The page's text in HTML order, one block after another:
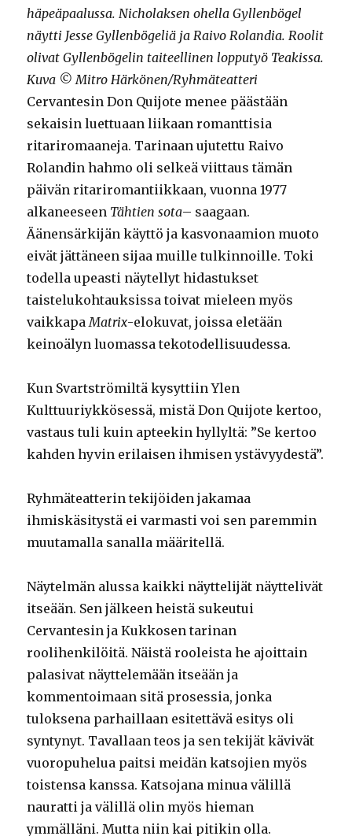
häpeäpaalussa. Nicholaksen ohella Gyllenbögel
näytti Jesse Gyllenbögeliä ja Raivo Rolandia. Roolit
olivat Gyllenbögelin taiteellinen lopputyö Teakissa.
Kuva © Mitro Härkönen/Ryhmäteatteri
Cervantesin Don Quijote menee päästään
sekaisin luettuaan liikaan romanttisia
ritariromaaneja. Tarinaan ujutettu Raivo
Rolandin hahmo oli selkeä viittaus tämän
päivän ritariromantiikkaan, vuonna 1977
alkaneeseen Tähtien sota– saagaan.
Äänensärkijän käyttö ja kasvonaamion muoto
eivät jättäneen sijaa muille tulkinnoille. Toki
todella upeasti näytellyt hidastukset
taistelukohtauksissa toivat mieleen myös
vaikkapa Matrix-elokuvat, joissa eletään
keinoälyn luomassa tekotodellisuudessa.
Kun Svartströmiltä kysyttiin Ylen
Kulttuuriykkösessä, mistä Don Quijote kertoo,
vastaus tuli kuin apteekin hyllyltä: ”Se kertoo
kahden hyvin erilaisen ihmisen ystävyydestä”.
Ryhmäteatterin tekijöiden jakamaa
ihmiskäsitystä ei varmasti voi sen paremmin
muutamalla sanalla määritellä.
Näytelmän alussa kaikki näyttelijät näyttelivät
itseään. Sen jälkeen heistä sukeutui
Cervantesin ja Kukkosen tarinan
roolihenkilöitä. Näistä rooleista he ajoittain
palasivat näyttelemään itseään ja
kommentoimaan sitä prosessia, jonka
tuloksena parhaillaan esitettävä esitys oli
syntynyt. Tavallaan teos ja sen tekijät kävivät
vuoropuhelua paitsi meidän katsojien myös
toistensa kanssa. Katsojana minua välillä
nauratti ja välillä olin myös hieman
ymmälläni. Mutta niin kai pitikin olla.